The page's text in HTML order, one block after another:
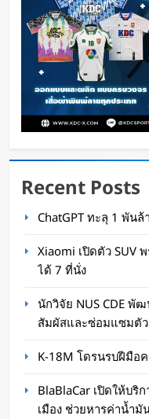
กำไรพุ่ง SK Hynix
WaWaW Content
Recent Posts
ChatGPT ทะลุ 1 พัน
Xiaomi เปิดตัว SUV
ได้ 7 ที่นั่ง
นักวิจัย NUS CDE พั
สัมผัสและซ่อมแซมตัว
K-18M โดรนรบฝีมือ
BlaBlaCar เปิดให้บริ
เมือง ช่วยหารค่าน้ำ